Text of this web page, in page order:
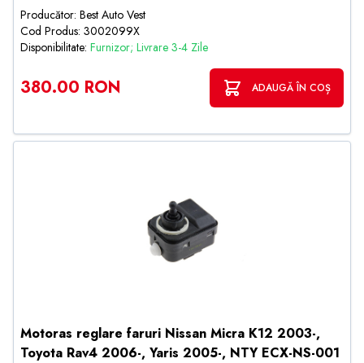
Producător: Best Auto Vest
Cod Produs: 3002099X
Disponibilitate: Furnizor; Livrare 3-4 Zile
380.00 RON ADAUGĂ ÎN COȘ
Motoras reglare faruri Nissan Micra K12 2003-,
Toyota Rav4 2006-, Yaris 2005-, NTY ECX-NS-001